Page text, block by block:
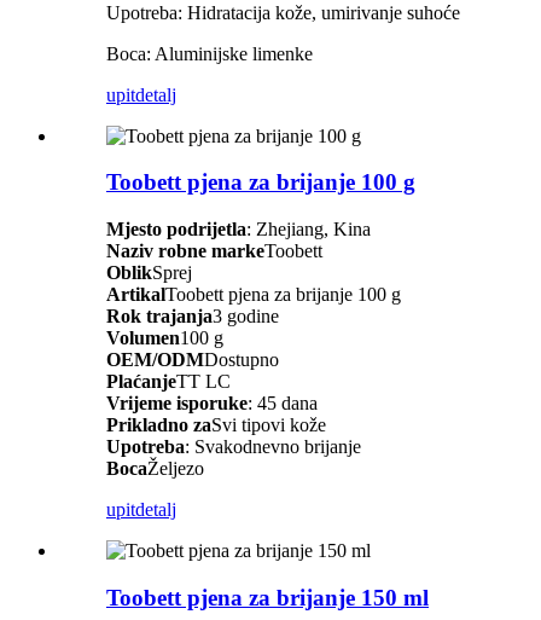
Upotreba: Hidratacija kože, umirivanje suhoće
Boca: Aluminijske limenke
upitdetalj
Toobett pjena za brijanje 100 g
Mjesto podrijetla: Zhejiang, Kina
Naziv robne markeToobett
OblikSprej
ArtikalToobett pjena za brijanje 100 g
Rok trajanja3 godine
Volumen100 g
OEM/ODMDostupno
PlaćanjeTT LC
Vrijeme isporuke: 45 dana
Prikladno zaSvi tipovi kože
Upotreba: Svakodnevno brijanje
BocaŽeljezo
upitdetalj
Toobett pjena za brijanje 150 ml